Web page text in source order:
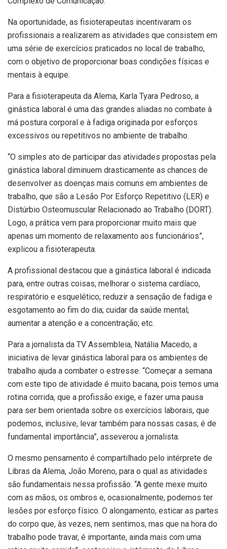
Na oportunidade, as fisioterapeutas incentivaram os
profissionais a realizarem as atividades que consistem em
uma série de exercícios praticados no local de trabalho,
com o objetivo de proporcionar boas condições físicas e
mentais à equipe.
Para a fisioterapeuta da Alema, Karla Tyara Pedroso, a
ginástica laboral é uma das grandes aliadas no combate à
má postura corporal e à fadiga originada por esforços
excessivos ou repetitivos no ambiente de trabalho.
“O simples ato de participar das atividades propostas pela
ginástica laboral diminuem drasticamente as chances de
desenvolver as doenças mais comuns em ambientes de
trabalho, que são a Lesão Por Esforço Repetitivo (LER) e
Distúrbio Osteomuscular Relacionado ao Trabalho (DORT).
Logo, a prática vem para proporcionar muito mais que
apenas um momento de relaxamento aos funcionários”,
explicou a fisioterapeuta.
A profissional destacou que a ginástica laboral é indicada
para, entre outras coisas, melhorar o sistema cardíaco,
respiratório e esquelético; reduzir a sensação de fadiga e
esgotamento ao fim do dia; cuidar da saúde mental;
aumentar a atenção e a concentração; etc.
Para a jornalista da TV Assembleia, Natália Macedo, a
iniciativa de levar ginástica laboral para os ambientes de
trabalho ajuda a combater o estresse. “Começar a semana
com este tipo de atividade é muito bacana, pois temos uma
rotina corrida, que a profissão exige, e fazer uma pausa
para ser bem orientada sobre os exercícios laborais, que
podemos, inclusive, levar também para nossas casas, é de
fundamental importância”, asseverou a jornalista.
O mesmo pensamento é compartilhado pelo intérprete de
Libras da Alema, João Moreno, para o qual as atividades
são fundamentais nessa profissão. “A gente mexe muito
com as mãos, os ombros e, ocasionalmente, podemos ter
lesões por esforço físico. O alongamento, esticar as partes
do corpo que, às vezes, nem sentimos, mas que na hora do
trabalho pode travar, é importante, ainda mais com uma